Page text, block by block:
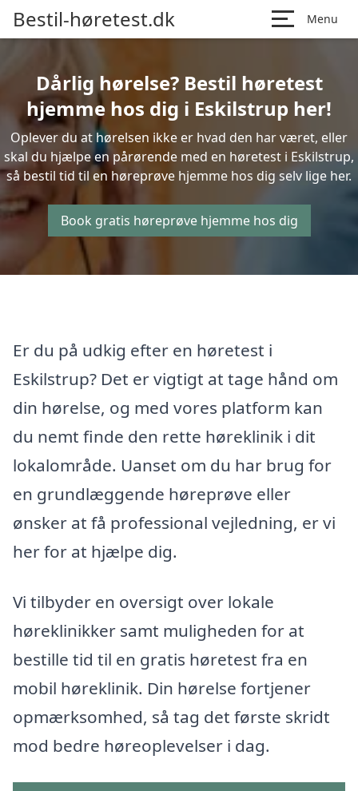
Bestil-høretest.dk Menu
Dårlig hørelse? Bestil høretest
hjemme hos dig i Eskilstrup her!
Oplever du at hørelsen ikke er hvad den har været, eller
skal du hjælpe en pårørende med en høretest i Eskilstrup,
så bestil tid til en høreprøve hjemme hos dig selv lige her.
Book gratis høreprøve hjemme hos dig
Er du på udkig efter en høretest i
Eskilstrup? Det er vigtigt at tage hånd om
din hørelse, og med vores platform kan
du nemt finde den rette høreklinik i dit
lokalområde. Uanset om du har brug for
en grundlæggende høreprøve eller
ønsker at få professional vejledning, er vi
her for at hjælpe dig.
Vi tilbyder en oversigt over lokale
høreklinikker samt muligheden for at
bestille tid til en gratis høretest fra en
mobil høreklinik. Din hørelse fortjener
opmærksomhed, så tag det første skridt
mod bedre høreoplevelser i dag.